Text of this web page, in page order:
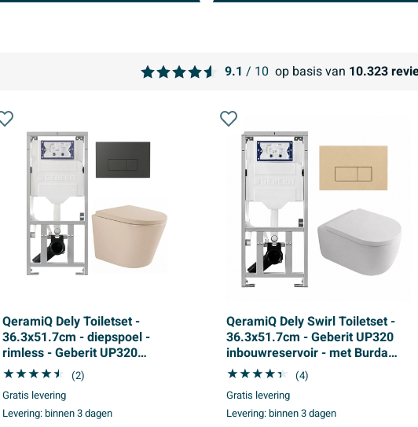
QeramiQ Dely Toiletset -
36.3x51.7cm - diepspoel -
rimless - Geberit UP320
inbouwreservoir - softclose
toilet zitting 35 mm -
bedieningsplaat antraciet mat -
rechthoekige knoppen - mat
(2)
Gratis levering
Levering:binnen 3 dagen
QeramiQ Dely Swirl Toiletset -
36.3x51.7cm - Geberit UP320
inbouwreservoir - met Burda
frame - 35mm zitting -
bedieningsplaat beige -
rechthoekige knoppen - wit mat
(4)
Gratis levering
Levering:binnen 3 dagen
9.1 / 10 op basis van 10.323